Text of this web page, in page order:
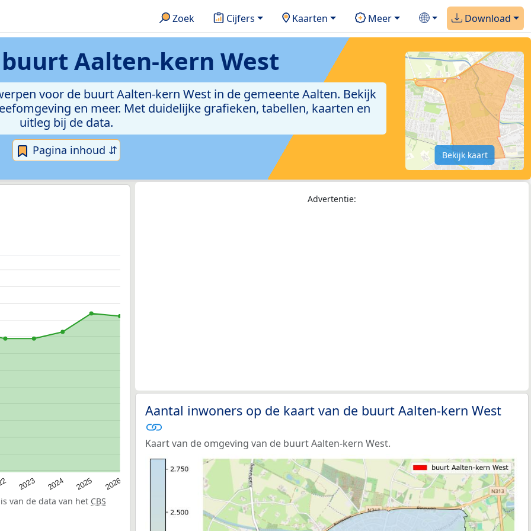
Zoek Cijfers Kaarten Meer Download
buurt Aalten-kern West
voor de buurt Aalten-kern West in de gemeente Aalten. Bekijk
en meer. Met duidelijke grafieken, tabellen, kaarten en
uitleg bij de data.
Pagina inhoud ⇵ Bekijk kaart
2023 2024 2025 2026
van de data van het CBS
Advertentie:
Aantal inwoners op de kaart van de buurt Aalten-kern West
Kaart van de omgeving van de buurt Aalten-kern West.